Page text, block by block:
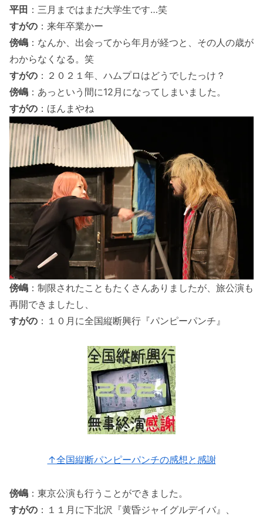
平田 ：三月まではまだ大学生です…笑
すがの ：来年卒業かー
傍嶋 ：なんか、出会ってから年月が経つと、その人の歳が
わからなくなる。笑
すがの ：２０２１年、ハムプロはどうでしたっけ？
傍嶋 ：あっという間に12月になってしまいました。
すがの ：ほんまやね
傍嶋 ：制限されたこともたくさんありましたが、旅公演も
再開できましたし、
すがの ：１０月に全国縦断興行『パンピーパンチ』
↑全国縦断パンピーパンチの感想と感謝
傍嶋 ：東京公演も行うことができました。
すがの ：１１月に下北沢『黄昏ジャイグルデイバ』、